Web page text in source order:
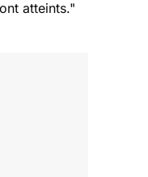
atteints."